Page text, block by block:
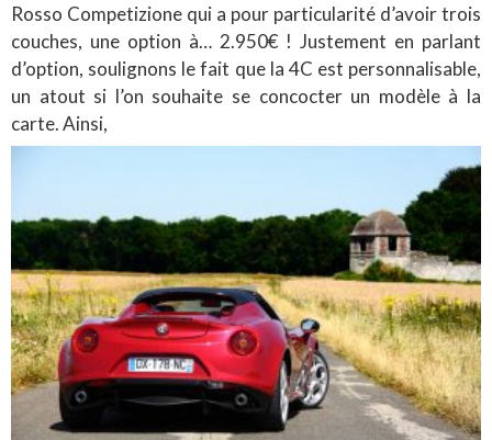
Rosso Competizione qui a pour particularité d’avoir trois
couches, une option à… 2.950€ ! Justement en parlant
d’option, soulignons le fait que la 4C est personnalisable,
un atout si l’on souhaite se concocter un modèle à la
carte. Ainsi,